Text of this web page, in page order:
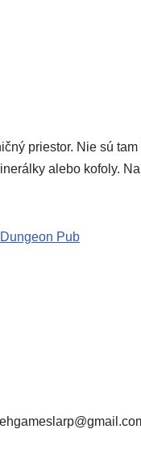
pries­tor. Nie sú
ale­bo kofo­ly.
Dungeon Pub